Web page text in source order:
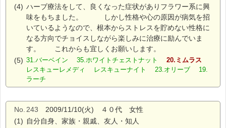
(4) ハーブ療法をして、良くなった症状がありフラワー系に興
味をもちました。 しかし性格や心の原因が病気を招
いているようなので、根本からストレスを貯めない性格に
なる方向でチョイスしながら楽しみに治療に励んでいま
す。 これからも宜しくお願いします。
(5) 31.バーベイン 35.ホワイトチェストナット 20.ミムラス
レスキューレメディ レスキューナイト 23.オリーブ 19.
ラーチ
No. 243 2009/11/10(火) ４０代 女性
(1) 自分自身、家族・親戚、友人・知人